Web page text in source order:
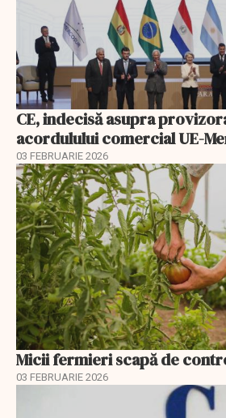
CE, indecisă asupra
acordulului comercial UE-
03 FEBRUARIE 2026
Micii fermieri scapă de
03 FEBRUARIE 2026